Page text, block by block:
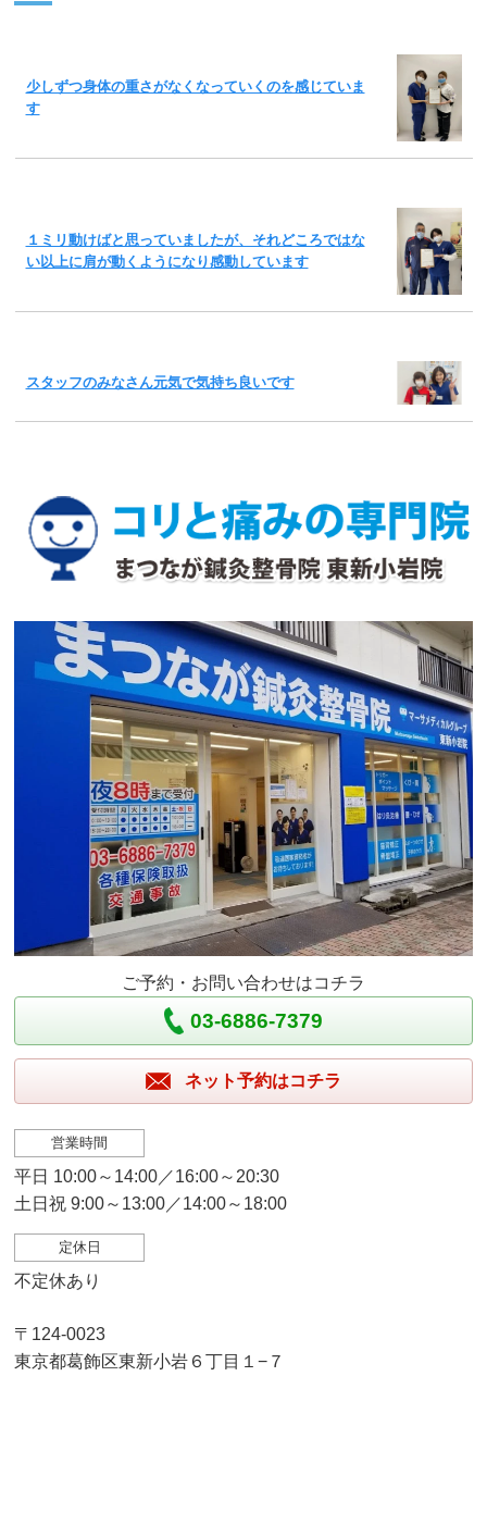
少しずつ身体の重さがなくなっていくのを感じていま
す
１ミリ動けばと思っていましたが、それどころではな
い以上に肩が動くようになり感動しています
スタッフのみなさん元気で気持ち良いです
ご予約・お問い合わせはコチラ
03-6886-7379
ネット予約はコチラ
営業時間
平日 10:00～14:00／16:00～20:30
土日祝 9:00～13:00／14:00～18:00
定休日
不定休あり
〒124-0023
東京都葛飾区東新小岩６丁目１−７